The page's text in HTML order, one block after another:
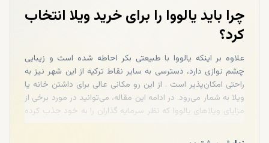
چرا باید یالووا را برای خرید ویلا انتخاب
کرد؟
علاوه بر اینکه یالووا با طبیعتی بکر احاطه شده است و زیبایی
چشم نوازی دارد، دسترسی به سایر نقاط ترکیه از این شهر نیز به
راحتی امکان‌پذیر است . از این رو مکانی عالی برای داشتن خانه یا
ویلا به شمار می‌رود. در ادامه این مقاله، می‌توانید در مورد برخی از
مزایای ویلاهای یالووا که نظر سرمایه گذاران را به خود جذب کرده
اگر قصد خرید ویلا برای سرمایه‌گذاری دارید، ویلاهای یالووا